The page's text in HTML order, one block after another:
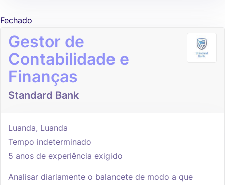
Fechado
Gestor de
Contabilidade e
Finanças
Standard Bank
Luanda, Luanda
Tempo indeterminado
5 anos de experiência exigido
Analisar diariamente o balancete de modo a que